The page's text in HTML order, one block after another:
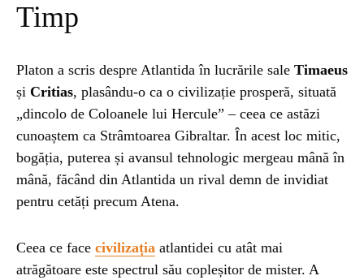
Timp
Platon a scris despre Atlantida în lucrările sale Timaeus
și Critias, plasându-o ca o civilizație prosperă, situată
„dincolo de Coloanele lui Hercule” – ceea ce astăzi
cunoaștem ca Strâmtoarea Gibraltar. În acest loc mitic,
bogăția, puterea și avansul tehnologic mergeau mână în
mână, făcând din Atlantida un rival demn de invidiat
pentru cetăți precum Atena.
Ceea ce face civilizația atlantidei cu atât mai
atrăgătoare este spectrul său copleșitor de mister. A
Espressor paduri Senseo blocat?Afla cum îl
ȘTIINȚA 1 year ago
Ai simțit vreodată deja-vu? Află de ce se
întâmplă